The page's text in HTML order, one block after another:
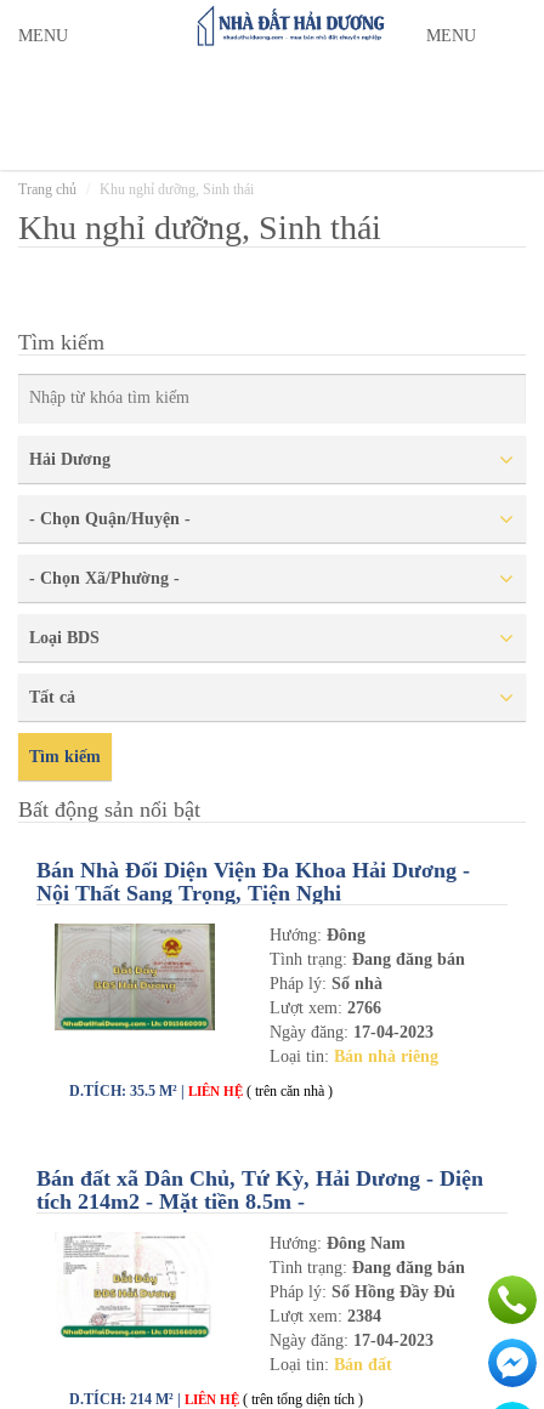
MENU MENU
Trang chủ Khu nghỉ dưỡng, Sinh thái
Khu nghỉ dưỡng, Sinh thái
Tìm kiếm
Hải Dương
- Chọn Quận/Huyện -
- Chọn Xã/Phường -
Loại BDS
Tất cả
Tìm kiếm
Bất động sản nổi bật
Bán Nhà Đối Diện Viện Đa Khoa Hải Dương -
Nội Thất Sang Trọng, Tiện Nghi
Hướng: Đông
Tình trạng: Đang đăng bán
Pháp lý: Sổ nhà
Lượt xem: 2766
Ngày đăng: 17-04-2023
Loại tin: Bán nhà riêng
D.TÍCH: 35.5 M² | LIÊN HỆ ( trên căn nhà )
Bán đất xã Dân Chủ, Tứ Kỳ, Hải Dương - Diện
tích 214m2 - Mặt tiền 8.5m -
Hướng: Đông Nam
Tình trạng: Đang đăng bán
Pháp lý: Sổ Hồng Đầy Đủ
Lượt xem: 2384
Ngày đăng: 17-04-2023
Loại tin: Bán đất
D.TÍCH: 214 M² | LIÊN HỆ ( trên tổng diện tích )